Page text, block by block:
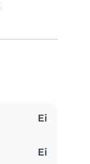
Ei
Ei